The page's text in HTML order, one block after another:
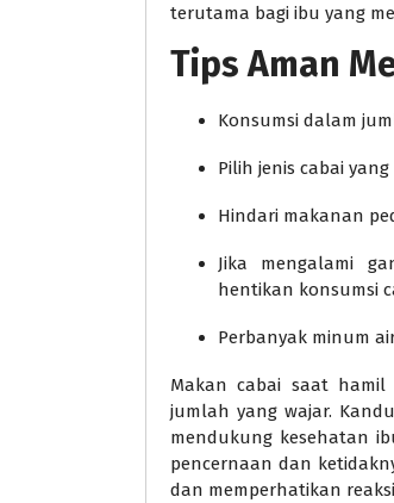
terutama bagi ibu yang
Tips Aman
Konsumsi dalam
Pilih jenis cabai
Hindari makanan
Jika mengalami
hentikan konsumsi
Perbanyak minum
Makan cabai saat hamil
jumlah yang wajar.
mendukung kesehatan
pencernaan dan
dan memperhatikan